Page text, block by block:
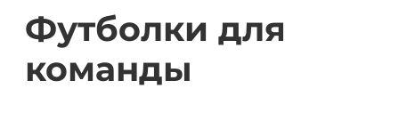
Футболки для
команды